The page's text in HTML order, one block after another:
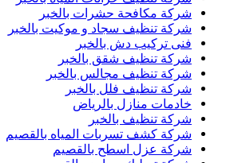
شركة مكافحة حشرات بالخبر
شركة تنظيف سجاد و موكيت بالخبر
فنى تركيب دش بالخبر
شركة تنظيف شقق بالخبر
شركة تنظيف مجالس بالخبر
شركة تنظيف فلل بالخبر
خادمات منازل بالرياض
شركة تنظيف بالخبر
شركة كشف تسربات المياه بالقصيم
شركة عزل اسطح بالقصيم